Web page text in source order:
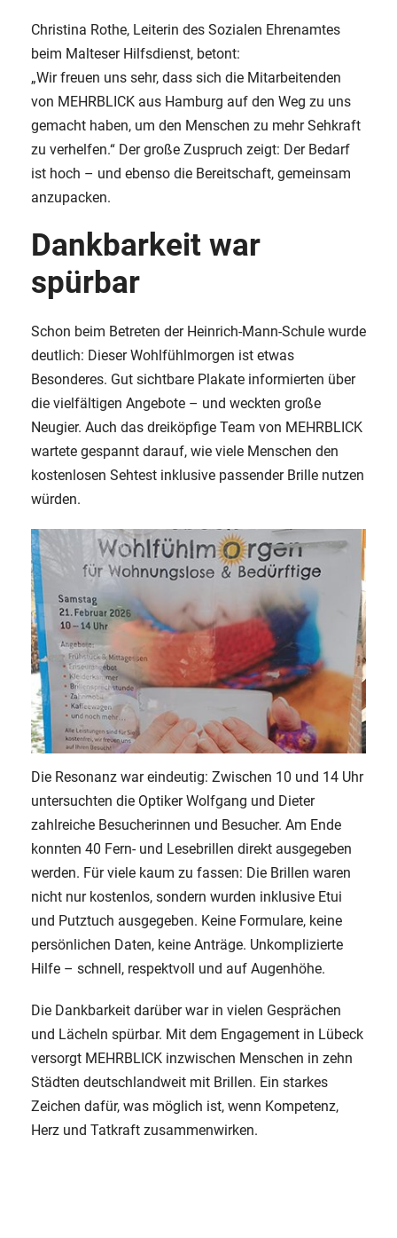
Christina Rothe, Leiterin des Sozialen Ehrenamtes
beim Malteser Hilfsdienst, betont:
„Wir freuen uns sehr, dass sich die Mitarbeitenden
von MEHRBLICK aus Hamburg auf den Weg zu uns
gemacht haben, um den Menschen zu mehr Sehkraft
zu verhelfen.“ Der große Zuspruch zeigt: Der Bedarf
ist hoch – und ebenso die Bereitschaft, gemeinsam
anzupacken.
Dankbarkeit war
spürbar
Schon beim Betreten der Heinrich-Mann-Schule wurde
deutlich: Dieser Wohlfühlmorgen ist etwas
Besonderes. Gut sichtbare Plakate informierten über
die vielfältigen Angebote – und weckten große
Neugier. Auch das dreiköpfige Team von MEHRBLICK
wartete gespannt darauf, wie viele Menschen den
kostenlosen Sehtest inklusive passender Brille nutzen
würden.
Die Resonanz war eindeutig: Zwischen 10 und 14 Uhr
untersuchten die Optiker Wolfgang und Dieter
zahlreiche Besucherinnen und Besucher. Am Ende
konnten 40 Fern- und Lesebrillen direkt ausgegeben
werden. Für viele kaum zu fassen: Die Brillen waren
nicht nur kostenlos, sondern wurden inklusive Etui
und Putztuch ausgegeben. Keine Formulare, keine
persönlichen Daten, keine Anträge. Unkomplizierte
Hilfe – schnell, respektvoll und auf Augenhöhe.
Die Dankbarkeit darüber war in vielen Gesprächen
und Lächeln spürbar. Mit dem Engagement in Lübeck
versorgt MEHRBLICK inzwischen Menschen in zehn
Städten deutschlandweit mit Brillen. Ein starkes
Zeichen dafür, was möglich ist, wenn Kompetenz,
Herz und Tatkraft zusammenwirken.